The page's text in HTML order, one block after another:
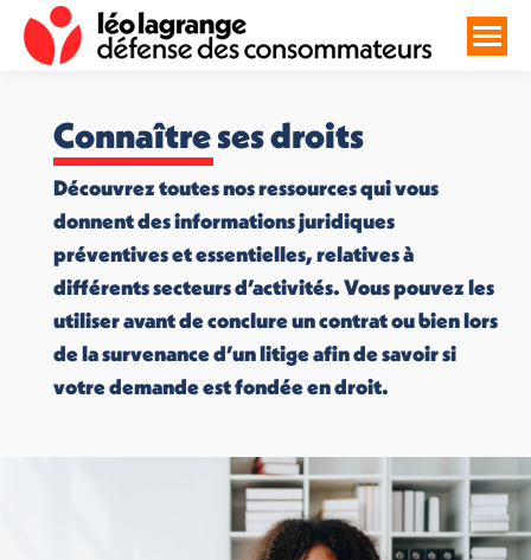
Connaître ses droits
Découvrez toutes nos ressources qui vous
donnent des informations juridiques
préventives et essentielles, relatives à
différents secteurs d’activités. Vous pouvez les
utiliser avant de conclure un contrat ou bien lors
de la survenance d’un litige afin de savoir si
votre demande est fondée en droit.